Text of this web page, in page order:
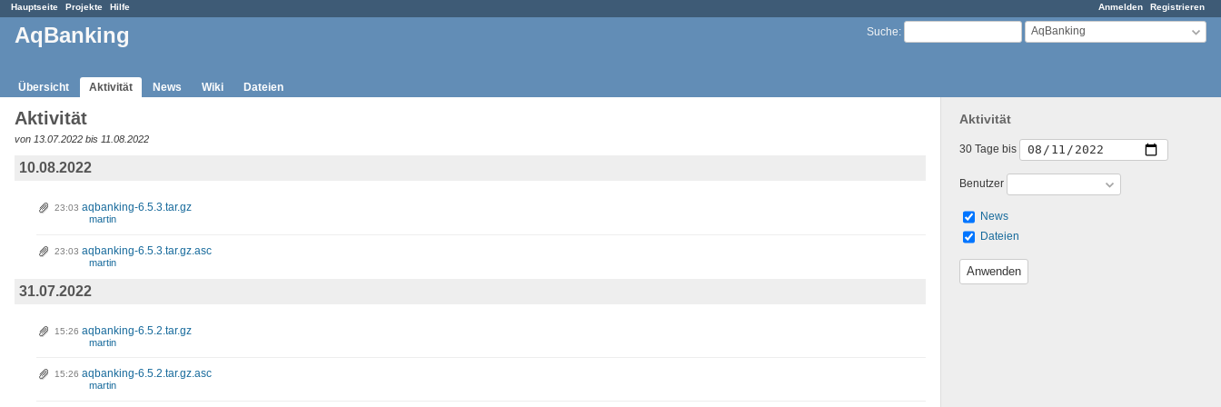
Anmelden Registrieren
Hauptseite Projekte Hilfe
Suche: AqBanking
AqBanking
Übersicht Aktivität News Wiki Dateien
Aktivität
30 Tage bis
Benutzer
News
Dateien
Aktivität
von 13.07.2022 bis 11.08.2022
10.08.2022
23:03 aqbanking-6.5.3.tar.gz
martin
23:03 aqbanking-6.5.3.tar.gz.asc
martin
31.07.2022
15:26 aqbanking-6.5.2.tar.gz
martin
15:26 aqbanking-6.5.2.tar.gz.asc
martin